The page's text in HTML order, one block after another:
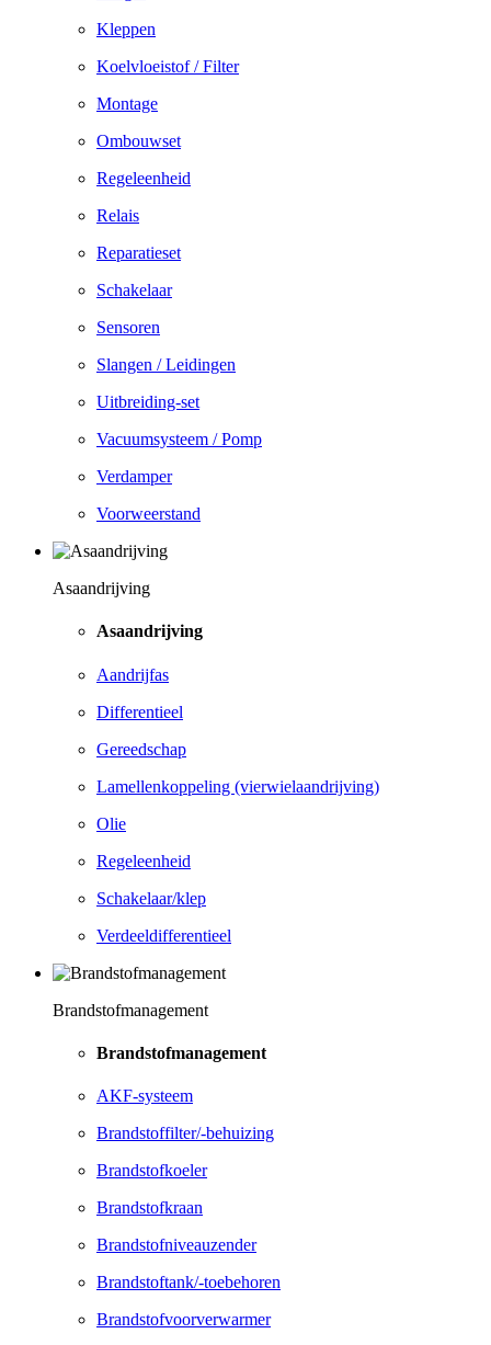
Kleppen
Koelvloeistof / Filter
Montage
Ombouwset
Regeleenheid
Relais
Reparatieset
Schakelaar
Sensoren
Slangen / Leidingen
Uitbreiding-set
Vacuumsysteem / Pomp
Verdamper
Voorweerstand
Asaandrijving
Asaandrijving
Aandrijfas
Differentieel
Gereedschap
Lamellenkoppeling (vierwielaandrijving)
Olie
Regeleenheid
Schakelaar/klep
Verdeeldifferentieel
Brandstofmanagement
Brandstofmanagement
AKF-systeem
Brandstoffilter/-behuizing
Brandstofkoeler
Brandstofkraan
Brandstofniveauzender
Brandstoftank/-toebehoren
Brandstofvoorverwarmer